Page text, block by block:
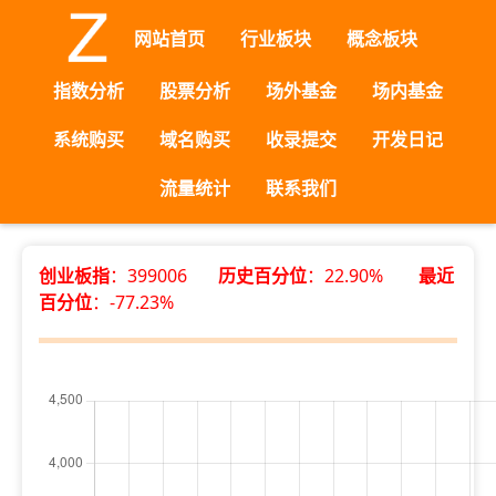
网站首页 行业板块 概念板块
指数分析 股票分析 场外基金
场内基金
系统购买
域名购买 收录提交
开发日记
流量统计
联系我们
创业板指：399006 历史百分位：22.90% 最近
百分位：-77.23%